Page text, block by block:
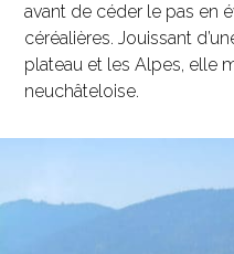
avant de céder le pas en
céréalières. Jouissant
plateau et les Alpes, elle
neuchâteloise.